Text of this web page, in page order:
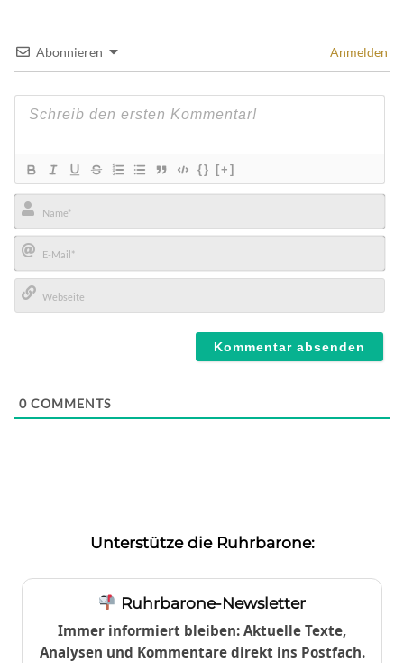
Abonnieren Anmelden
{} [+]
Name*
E-
Mail*
0 COMMENTS
Unterstütze die Ruhrbarone:
Ruhrbarone-Newsletter
Immer informiert bleiben: Aktuelle Texte,
Analysen und Kommentare direkt ins Postfach.